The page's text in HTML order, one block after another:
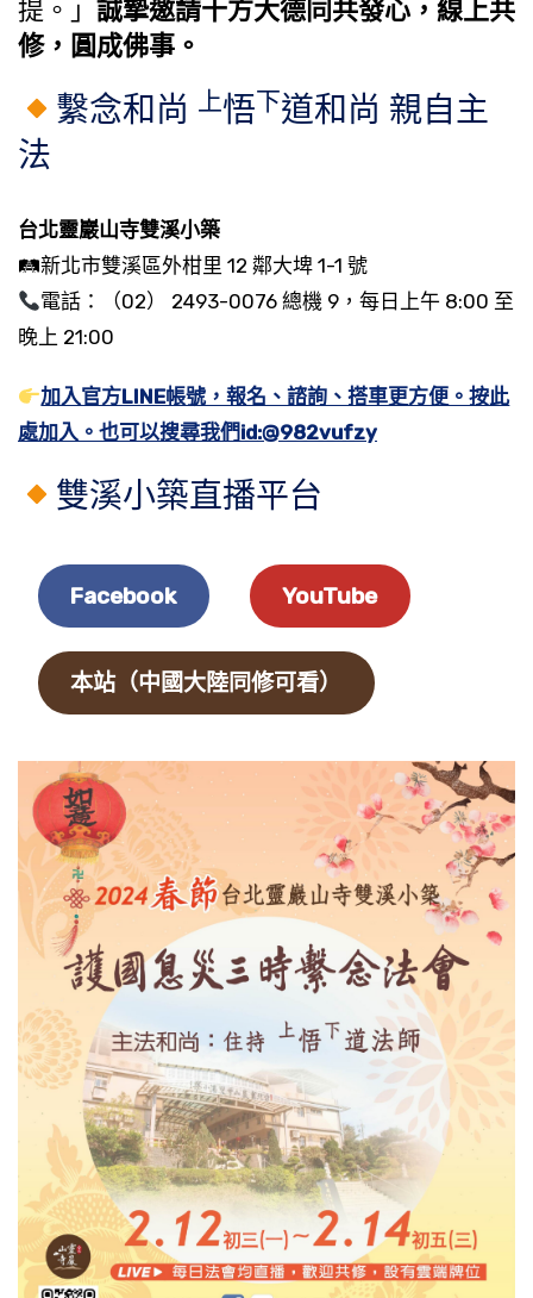
提。」 誠摯邀請十方大德同共發心，線上共
修，圓成佛事。
繫念和尚 上悟下道和尚 親自主
法
台北靈巖山寺雙溪小築
🛤新北市雙溪區外柑里 12 鄰大埤 1-1 號
電話：（02） 2493-0076 總機 9，每日上午 8:00 至
晚上 21:00
加入官方LINE帳號，報名、諮詢、搭車更方便。按此
處加入。也可以搜尋我們id:@982vufzy
雙溪小築直播平台
Facebook YouTube
本站（中國大陸同修可看）